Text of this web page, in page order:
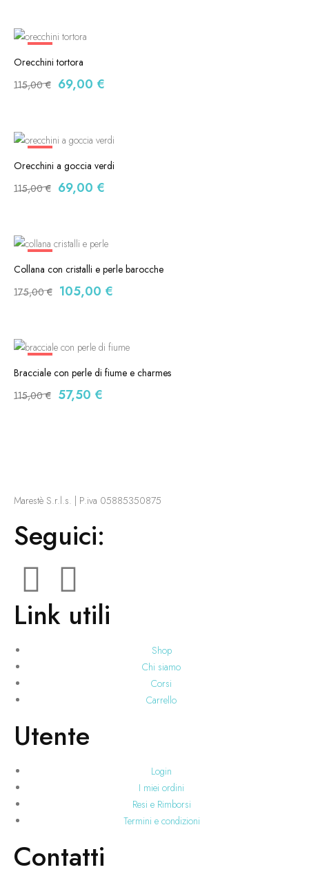
-40%
Orecchini tortora
115,00€ 69,00 €
-40%
Orecchini a goccia verdi
115,00€ 69,00 €
-40%
Collana con cristalli e perle barocche
175,00€ 105,00 €
-50%
Bracciale con perle di fiume e charmes
115,00€ 57,50 €
Marestè S.r.l.s. | P.iva 05885350875
Seguici:
Link utili
Shop
Chi siamo
Corsi
Carrello
Utente
Login
I miei ordini
Resi e Rimborsi
Termini e condizioni
Contatti